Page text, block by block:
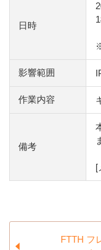
日時
影響範囲
作業内容
備考
[
FTTH フ